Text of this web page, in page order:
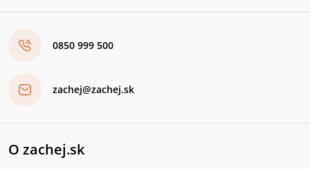
0850 999 500
zachej@zachej.sk
O zachej.sk